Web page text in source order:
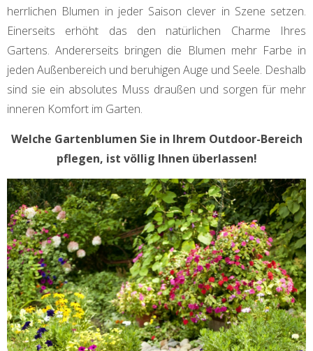
herrlichen Blumen in jeder Saison clever in Szene setzen.
Einerseits erhöht das den natürlichen Charme Ihres
Gartens. Andererseits bringen die Blumen mehr Farbe in
jeden Außenbereich und beruhigen Auge und Seele. Deshalb
sind sie ein absolutes Muss draußen und sorgen für mehr
inneren Komfort im Garten.
Welche Gartenblumen Sie in Ihrem Outdoor-Bereich
pflegen, ist völlig Ihnen überlassen!